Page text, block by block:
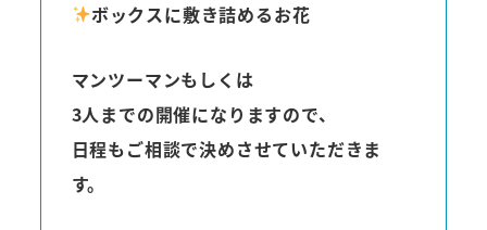
ボックスに敷き詰めるお花
マンツーマンもしくは
3人までの開催になりますので、
日程もご相談で決めさせていただきま
す。